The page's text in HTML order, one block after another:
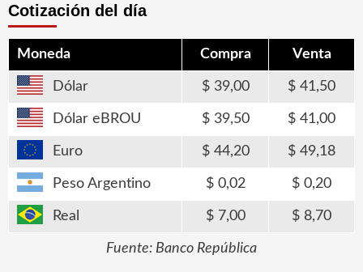
Cotización del día
Moneda Compra Venta
Dólar 39,00 41,50
Dólar eBROU 39,50 41,00
Euro 44,20 49,18
Peso Argentino 0,02 0,20
Real 7,00 8,70
Fuente: Banco República